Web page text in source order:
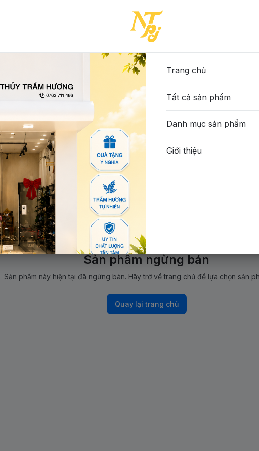
Sản phẩm ngừng bán
Sản phẩm này hiện tại đã ngừng bán. Hãy trở về trang chủ để lựa chọn sản
Quay lại trang chủ
Trang chủ
Tất cả sản phẩm
Danh mục sản phẩm
Giới thiệu